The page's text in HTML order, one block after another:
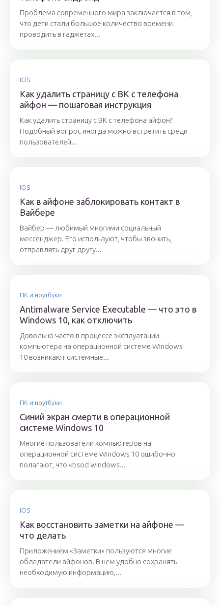
Проблема современного мира заключается в том,
что дети стали большое количество времени
проводить в гаджетах...
IOS
Как удалить страницу с ВК с телефона
айфон — пошаговая инструкция
Как удалить страницу с ВК с телефона айфон?
Подобный вопрос иногда можно встретить среди
пользователей...
IOS
Как в айфоне заблокировать контакт в
Вайбере
Вайбер — любимый многими социальный
мессенджер. Его используют, чтобы звонить,
отправлять друг другу...
ПК и ноутбуки
Antimalware Service Executable — что это в
Windows 10, как отключить
Довольно часто в процессе эксплуатации
компьютера на операционной системе Windows
10 возникают системные...
ПК и ноутбуки
Синий экран смерти в операционной
системе Windows 10
Многие пользователи компьютеров на
операционной системе Windows 10 ошибочно
полагают, что «bsod windows...
IOS
Как восстановить заметки на айфоне —
что делать
Приложением «Заметки» пользуются многие
обладатели айфонов. В нем удобно сохранять
необходимую информацию,...